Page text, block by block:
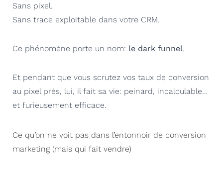
Sans pixel.
Sans trace exploitable dans votre CRM.
Ce phénomène porte un nom: le dark funnel.
Et pendant que vous scrutez vos taux de conversion
au pixel près, lui, il fait sa vie: peinard, incalculable…
et furieusement efficace.
Ce qu’on ne voit pas dans l’entonnoir de conversion
marketing (mais qui fait vendre)